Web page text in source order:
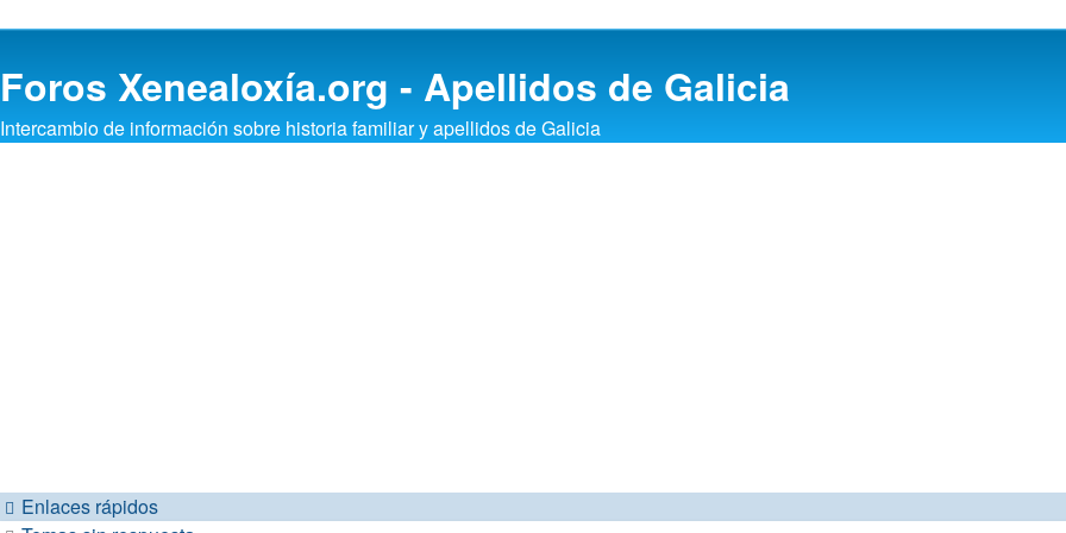
Foros Xenealoxía.org - Apellidos de Galicia
Intercambio de información sobre historia familiar y apellidos de Galicia
Enlaces rápidos